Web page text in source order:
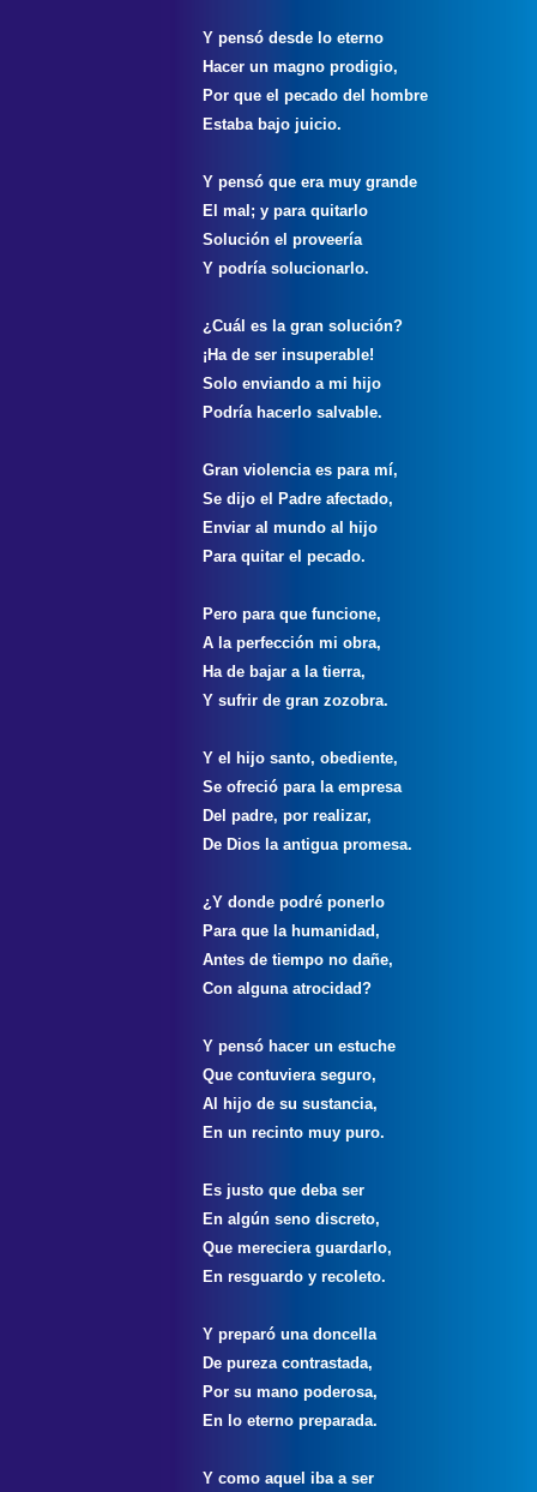
Y pensó desde lo eterno
Hacer un magno prodigio,
Por que el pecado del hombre
Estaba bajo juicio.
Y pensó que era muy grande
El mal; y para quitarlo
Solución el proveería
Y podría solucionarlo.
¿Cuál es la gran solución?
¡Ha de ser insuperable!
Solo enviando a mi hijo
Podría hacerlo salvable.
Gran violencia es para mí,
Se dijo el Padre afectado,
Enviar al mundo al hijo
Para quitar el pecado.
Pero para que funcione,
A la perfección mi obra,
Ha de bajar a la tierra,
Y sufrir de gran zozobra.
Y el hijo santo, obediente,
Se ofreció para la empresa
Del padre, por realizar,
De Dios la antigua promesa.
¿Y donde podré ponerlo
Para que la humanidad,
Antes de tiempo no dañe,
Con alguna atrocidad?
Y pensó hacer un estuche
Que contuviera seguro,
Al hijo de su sustancia,
En un recinto muy puro.
Es justo que deba ser
En algún seno discreto,
Que mereciera guardarlo,
En resguardo y recoleto.
Y preparó una doncella
De pureza contrastada,
Por su mano poderosa,
En lo eterno preparada.
Y como aquel iba a ser